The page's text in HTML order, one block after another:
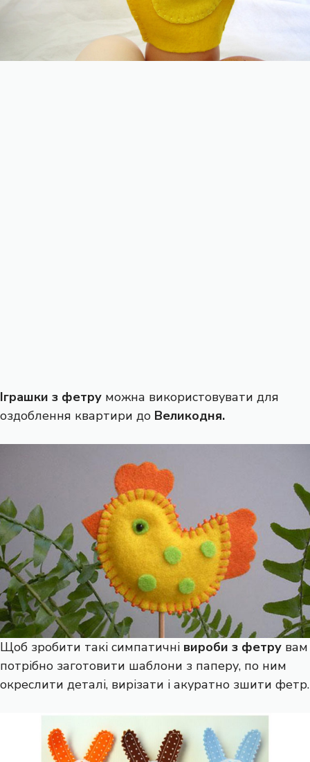
Іграшки з фетру можна використовувати для
оздоблення квартири до Великодня.
Щоб зробити такі симпатичні вироби з фетру вам
потрібно заготовити шаблони з паперу, по ним
окреслити деталі, вирізати і акуратно зшити фетр.